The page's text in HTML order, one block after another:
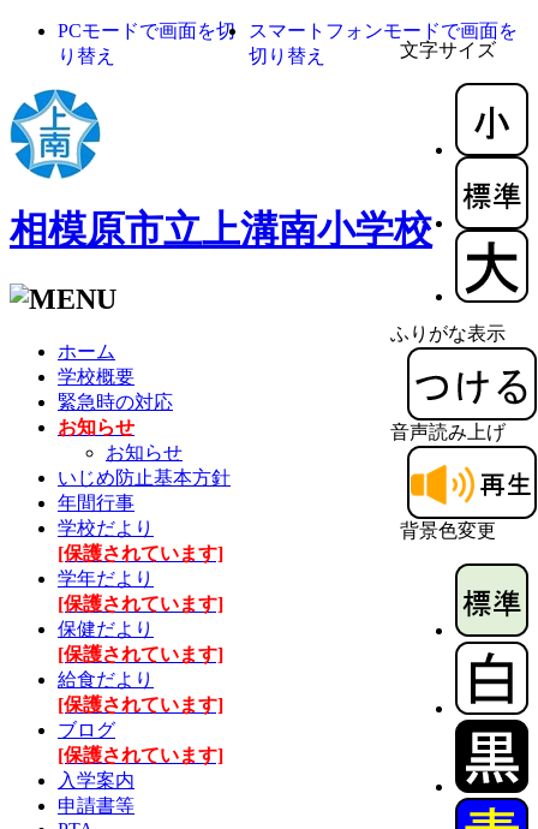
文字サイズ
ふりがな表示
音声読み上げ
背景色変更
PCモードで画面を切
り替え
スマートフォンモードで画面を
切り替え
相模原市立上溝南小学校
ホーム
学校概要
緊急時の対応
お知らせ
お知らせ
いじめ防止基本方針
年間行事
学校だより
[保護されています]
学年だより
[保護されています]
保健だより
[保護されています]
給食だより
[保護されています]
ブログ
[保護されています]
入学案内
申請書等